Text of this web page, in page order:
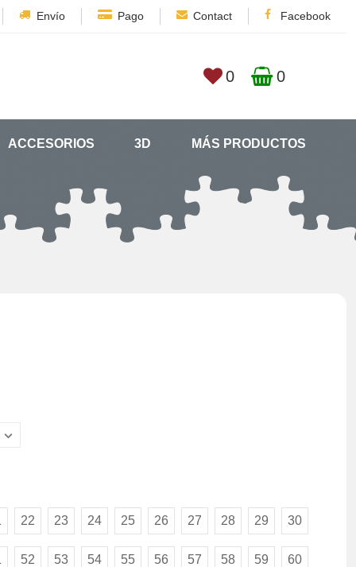
Envío Pago Contact Facebook
0 0
ACCESORIOS 3D MÁS PRODUCTOS
22 23 24 25 26 27 28 29 30
52 53 54 55 56 57 58 59 60